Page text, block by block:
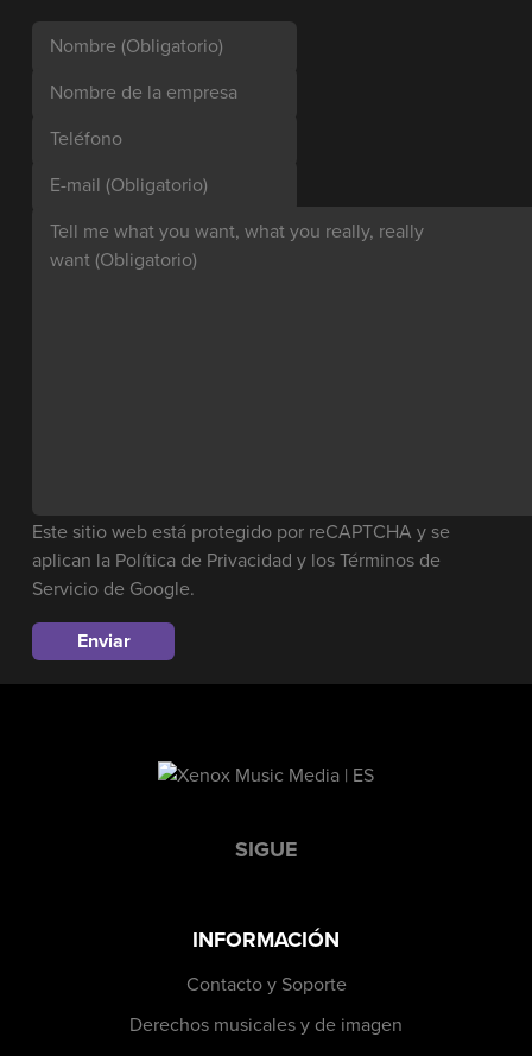
Nombre (Obligatorio)
Nombre de la empresa
Teléfono
E-mail (Obligatorio)
Tell me what you want, what you really, really
want (Obligatorio)
Este sitio web está protegido por reCAPTCHA y se
aplican la Política de Privacidad y losTérminos de
Servicio de Google.
SIGUE
INFORMACIÓN
Contacto y Soporte
Derechos musicales y de imagen